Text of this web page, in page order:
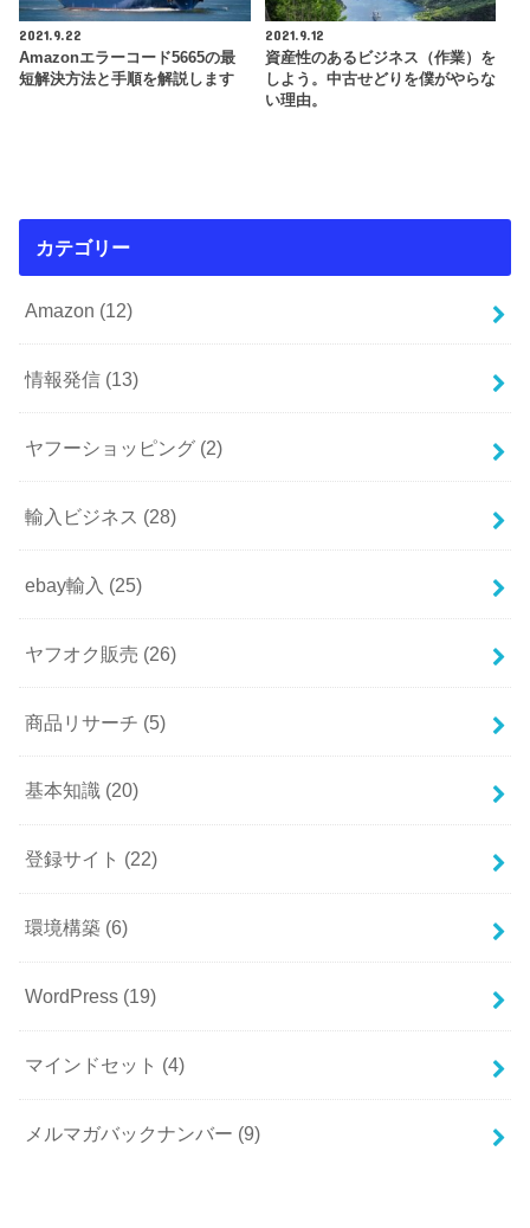
2021.9.22
Amazonエラーコード5665の最
短解決方法と手順を解説します
2021.9.12
資産性のあるビジネス（作業）を
しよう。中古せどりを僕がやらな
い理由。
カテゴリー
Amazon (12)
情報発信 (13)
ヤフーショッピング (2)
輸入ビジネス (28)
ebay輸入 (25)
ヤフオク販売 (26)
商品リサーチ (5)
基本知識 (20)
登録サイト (22)
環境構築 (6)
WordPress (19)
マインドセット (4)
メルマガバックナンバー (9)